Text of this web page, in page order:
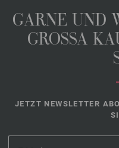
GARNE UND
GROSSA
JETZT NEWSLETTER